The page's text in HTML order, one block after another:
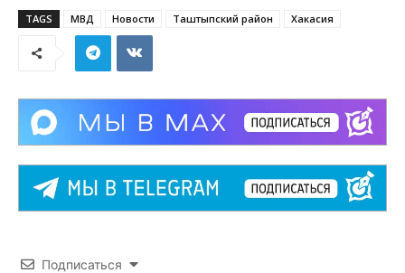
TAGS МВД Новости Таштыпский район Хакасия
Подписаться